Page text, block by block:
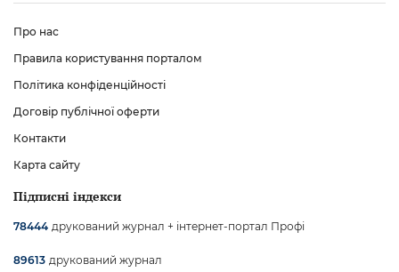
Про нас
Правила користування порталом
Політика конфіденційності
Договір публічної оферти
Контакти
Карта сайту
Підписні індекси
78444 друкований журнал + інтернет-портал Профі
89613 друкований журнал